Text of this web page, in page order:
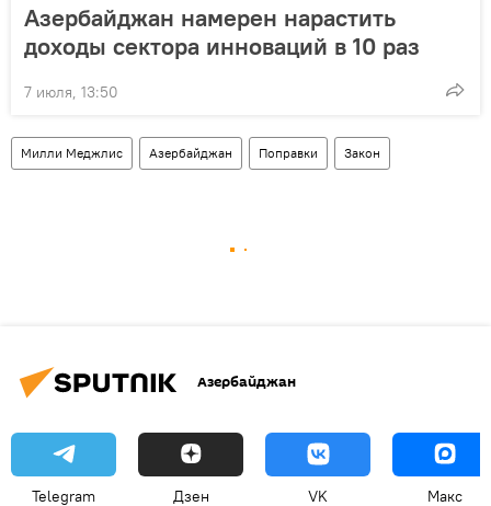
Азербайджан намерен нарастить
доходы сектора инноваций в 10 раз
7 июля, 13:50
Милли Меджлис Азербайджан Поправки Закон
Азербайджан
Telegram Дзен VK Макс